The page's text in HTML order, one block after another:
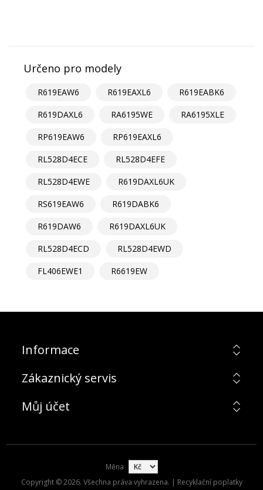
Určeno pro modely
R619EAW6 R619EAXL6
R619EABK6
R619DAXL6
RA6195WE
RA6195XLE
RP619EAW6
RP619EAXL6
RL528D4ECE
RL528D4EFE
RL528D4EWE
R619DAXL6UK
RS619EAW6
R619DABK6
R619DAW6
R619DAXL6UK
RL528D4ECD
RL528D4EWD
FL406EWE1
R6619EW
Informace
Zákaznický servis
Můj účet
Měna
Copyright © 2026. Všechna práva vyhrazena. | Recyklační poplatky